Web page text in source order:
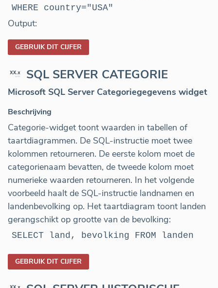
WHERE country="USA"
Output:
GEBRUIK DIT CIJFER
SQL SERVER CATEGORIE
Microsoft SQL Server Categoriegegevens widget
Beschrijving
Categorie-widget toont waarden in tabellen of
taartdiagrammen. De SQL-instructie moet twee
kolommen retourneren. De eerste kolom moet de
categorienaam bevatten, de tweede kolom moet
numerieke waarden retourneren. In het volgende
voorbeeld haalt de SQL-instructie landnamen en
landenbevolking op. Het taartdiagram toont landen
gerangschikt op grootte van de bevolking:
SELECT land, bevolking FROM landen
GEBRUIK DIT CIJFER